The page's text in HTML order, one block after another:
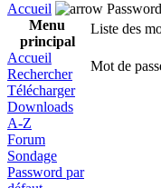
Accueil
Menu
principal
Accueil
Rechercher
Télécharger
Downloads
A-Z
Forum
Sondage
Password par
Liste des
Mot de